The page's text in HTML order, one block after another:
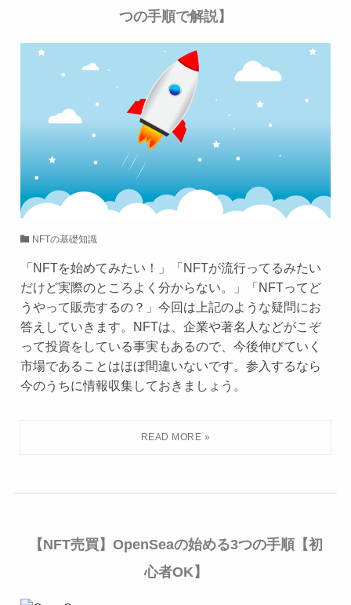
つの手順で解説】
NFTの基礎知識
「NFTを始めてみたい！」「NFTが流行ってるみたい
だけど実際のところよく分からない。」「NFTってど
うやって販売するの？」今回は上記のような疑問にお
答えしていきます。NFTは、企業や著名人などがこぞ
って投資をしている事実もあるので、今後伸びていく
市場であることはほぼ間違いないです。参入するなら
今のうちに情報収集しておきましょう。
【NFT売買】OpenSeaの始める3つの手順【初
心者OK】